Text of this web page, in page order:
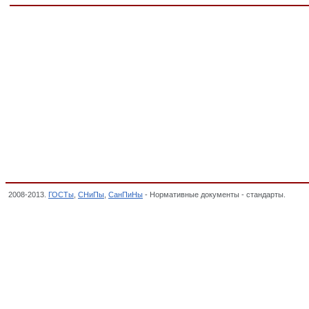
2008-2013. ГОСТы СНиПы СанПиНы - Нормативные документы - стандарты.